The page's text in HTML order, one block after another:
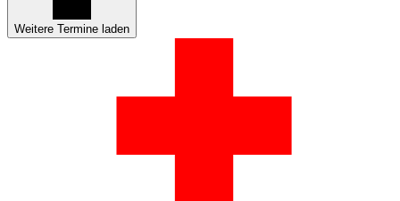
Weitere Termine laden